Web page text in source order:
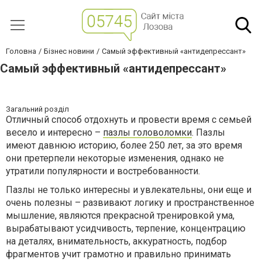
Головна Бізнес новини Самый эффективный «антидепрессант»
Самый эффективный «антидепрессант»
Загальний розділ
Отличный способ отдохнуть и провести время с семьей
весело и интересно – пазлы головоломки. Пазлы
имеют давнюю историю, более 250 лет, за это время
они претерпели некоторые изменения, однако не
утратили популярности и востребованности.
Пазлы не только интересны и увлекательны, они еще и
очень полезны – развивают логику и пространственное
мышление, являются прекрасной тренировкой ума,
вырабатывают усидчивость, терпение, концентрацию
на деталях, внимательность, аккуратность, подбор
фрагментов учит грамотно и правильно принимать